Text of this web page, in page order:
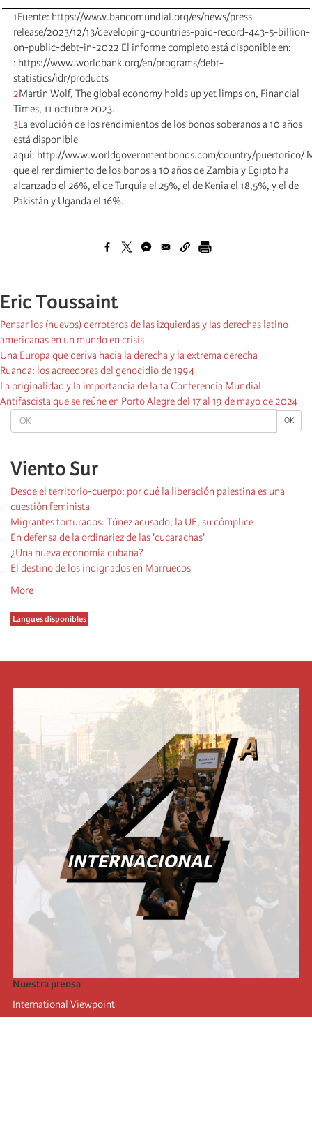
OK OK
Viento Sur
Desde el territorio-cuerpo: por qué la liberación palestina es una
cuestión feminista
Migrantes torturados: Túnez acusado; la UE, su cómplice
En defensa de la ordinariez de las 'cucarachas'
¿Una nueva economía cubana?
El destino de los indignados en Marruecos
More
Langues disponibles
1Fuente: https://www.bancomundial.org/es/news/press-
release/2023/12/13/developing-countries-paid-record-443-5-billion-
on-public-debt-in-2022 El informe completo está disponible en:
: https://www.worldbank.org/en/programs/debt-
statistics/idr/products
2Martin Wolf, The global economy holds up yet limps on, Financial
Times, 11 octubre 2023.
3La evolución de los rendimientos de los bonos soberanos a 10 años
está disponible
aquí: http://www.worldgovernmentbonds.com/country/puertorico/
que el rendimiento de los bonos a 10 años de Zambia y Egipto ha
alcanzado el 26%, el de Turquía el 25%, el de Kenia el 18,5%, y el de
Pakistán y Uganda el 16%.
Eric Toussaint
Pensar los (nuevos) derroteros de las izquierdas y las derechas latino-
americanas en un mundo en crisis
Una Europa que deriva hacia la derecha y la extrema derecha
Ruanda: los acreedores del genocidio de 1994
La originalidad y la importancia de la 1a Conferencia Mundial
Antifascista que se reúne en Porto Alegre del 17 al 19 de mayo de 2024
Nuestra prensa
International Viewpoint